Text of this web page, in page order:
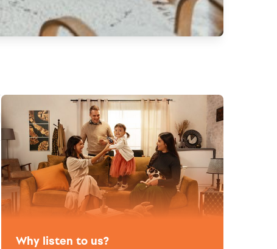
Why listen to us?